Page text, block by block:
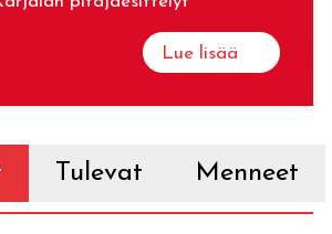
Lue lisää
Tulevat Menneet